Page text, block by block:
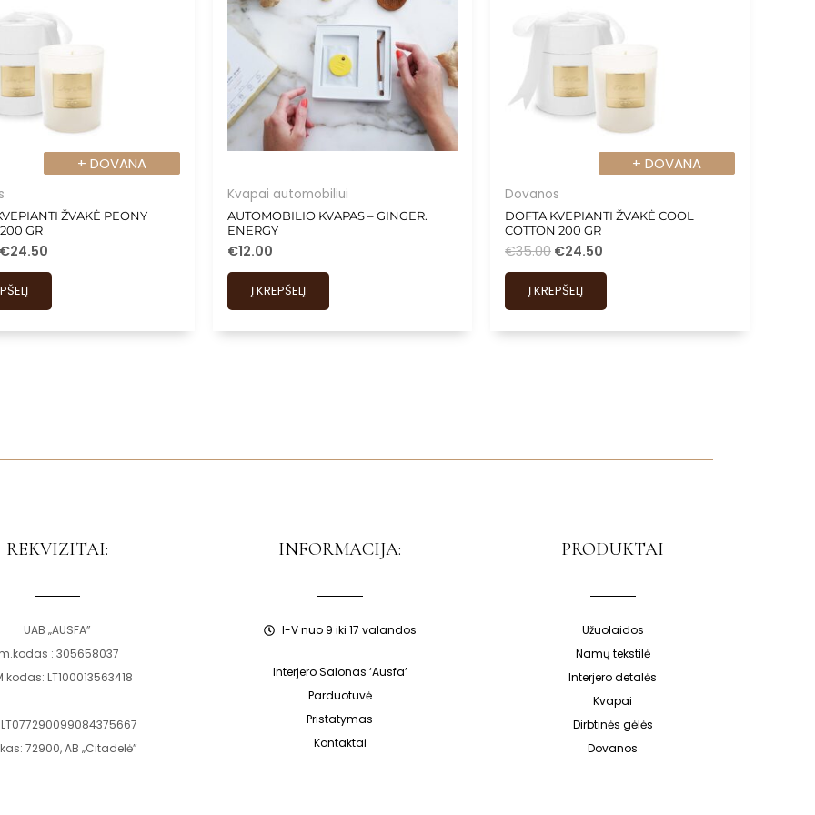
+ DOVANA
+ DOVANA
ŽVAKĖ PEONY
GR
€24.50
Kvapai automobiliui
AUTOMOBILIO KVAPAS – GINGER.
ENERGY
€12.00
Į KREPŠELĮ
+ DOVANA
+ DOVANA
Dovanos
DOFTA KVEPIANTI ŽVAKĖ COOL
COTTON 200 GR
€35.00 €24.50
Į KREPŠELĮ
REKVIZITAI:
UAB „AUSFA”
: 305658037
kodas: LT100013563418
72900, AB „Citadelė”
INFORMACIJA:
I-V nuo 9 iki 17 valandos
Interjero Salonas ‘Ausfa’
Parduotuvė
Pristatymas
Kontaktai
PRODUKTAI
Užuolaidos
Namų tekstilė
Interjero detalės
Kvapai
Dirbtinės gėlės
Dovanos